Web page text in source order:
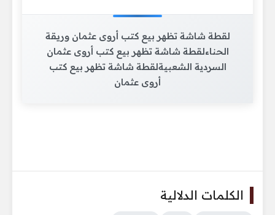
لقطة شاشة تظهر بيع كتب أروى عثمان وريقة
الحناءلقطة شاشة تظهر بيع كتب أروى عثمان
السردية الشعبيةلقطة شاشة تظهر بيع كتب
أروى عثمان
الكلمات الدلالية